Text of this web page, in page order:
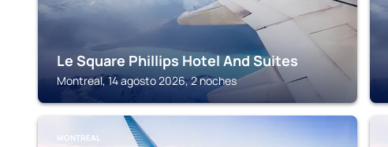
Le Square Phillips Hotel And Suites
Montreal, 14 agosto 2026, 2 noches
MONTREAL